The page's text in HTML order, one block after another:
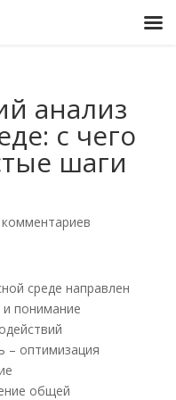
анализ
с чего
шаги
среде направлен
и понимание
– оптимизация
общей